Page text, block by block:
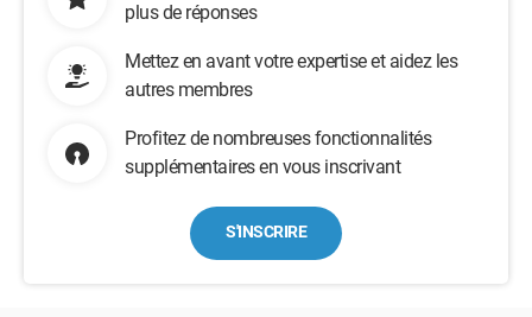
plus de réponses
Mettez en avant votre expertise et aidez les
autres membres
Profitez de nombreuses fonctionnalités
supplémentaires en vous inscrivant
S'INSCRIRE